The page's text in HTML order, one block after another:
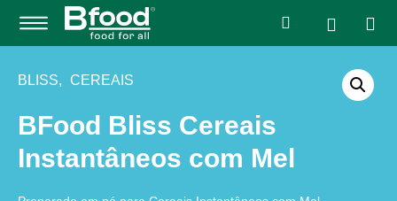
BLISS, CEREAIS
BFood Bliss Cereais
Instantâneos com Mel